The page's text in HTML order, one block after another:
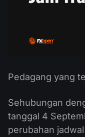
Master dan
Kalender Dividen
Apa itu Trading
Apa itu Trading
Apa itu Broker
Sejarah
Pedagang yang
Sehubungan
tanggal 4
perubahan